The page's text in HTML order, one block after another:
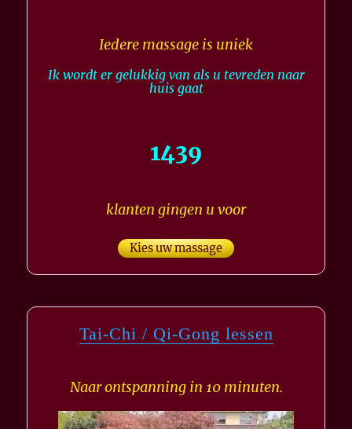
Iedere massage is uniek
Ik wordt er gelukkig van als u tevreden naar
huis gaat
1439
klanten gingen u voor
Kies uw massage
Tai-Chi / Qi-Gong lessen
Naar ontspanning in 10 minuten.